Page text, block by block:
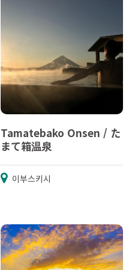
Tamatebako Onsen / た
まて箱温泉
이부스키시